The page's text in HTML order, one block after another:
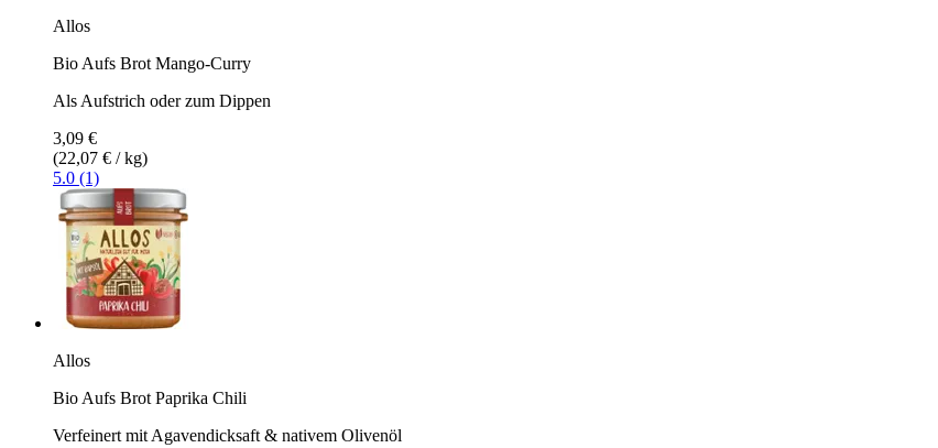
Allos
Bio Aufs Brot Mango-Curry
Als Aufstrich oder zum Dippen
3,09 €
(22,07 € / kg)
5.0 (1)
Allos
Bio Aufs Brot Paprika Chili
Verfeinert mit Agavendicksaft & nativem Olivenöl